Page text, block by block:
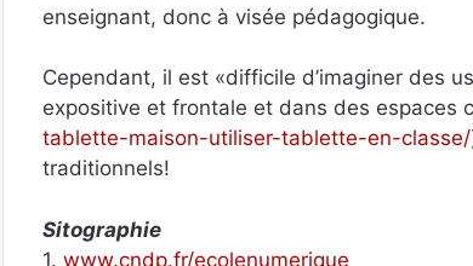
enseignant, donc à visée pédagogique.
Cependant, il est «difficile d’imaginer des
expositive et frontale et dans des espaces
tablette-maison-utiliser-tablette-en-classe/
traditionnels!
Sitographie
1. www.cndp.fr/ecolenumerique